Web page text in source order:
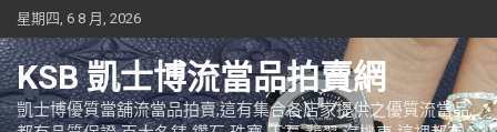
Skip
to
content
星期四, 6 8 月, 2026
KSB 凱士博流當品拍賣網
凱士博優質當舖流當品拍賣,這有集合各店家提供之優質流當品,